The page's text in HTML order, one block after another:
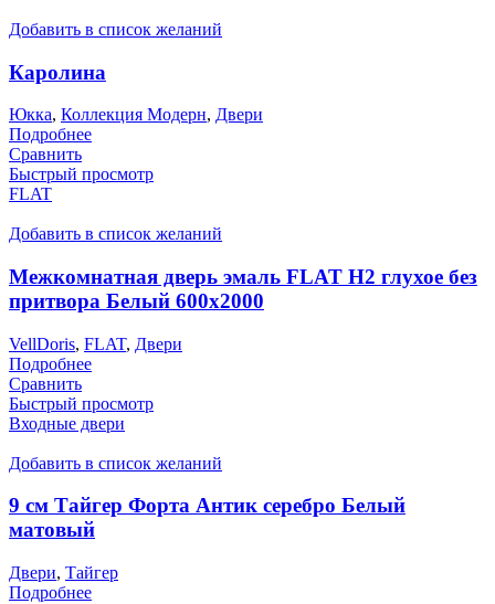
Добавить в список желаний
Каролина
Юкка, Коллекция Модерн, Двери
Подробнее
Сравнить
Быстрый просмотр
FLAT
Добавить в список желаний
Межкомнатная дверь эмаль FLAT H2 глухое без
притвора Белый 600х2000
VellDoris, FLAT, Двери
Подробнее
Сравнить
Быстрый просмотр
Входные двери
Добавить в список желаний
9 см Тайгер Форта Антик серебро Белый
матовый
Двери, Тайгер
Подробнее